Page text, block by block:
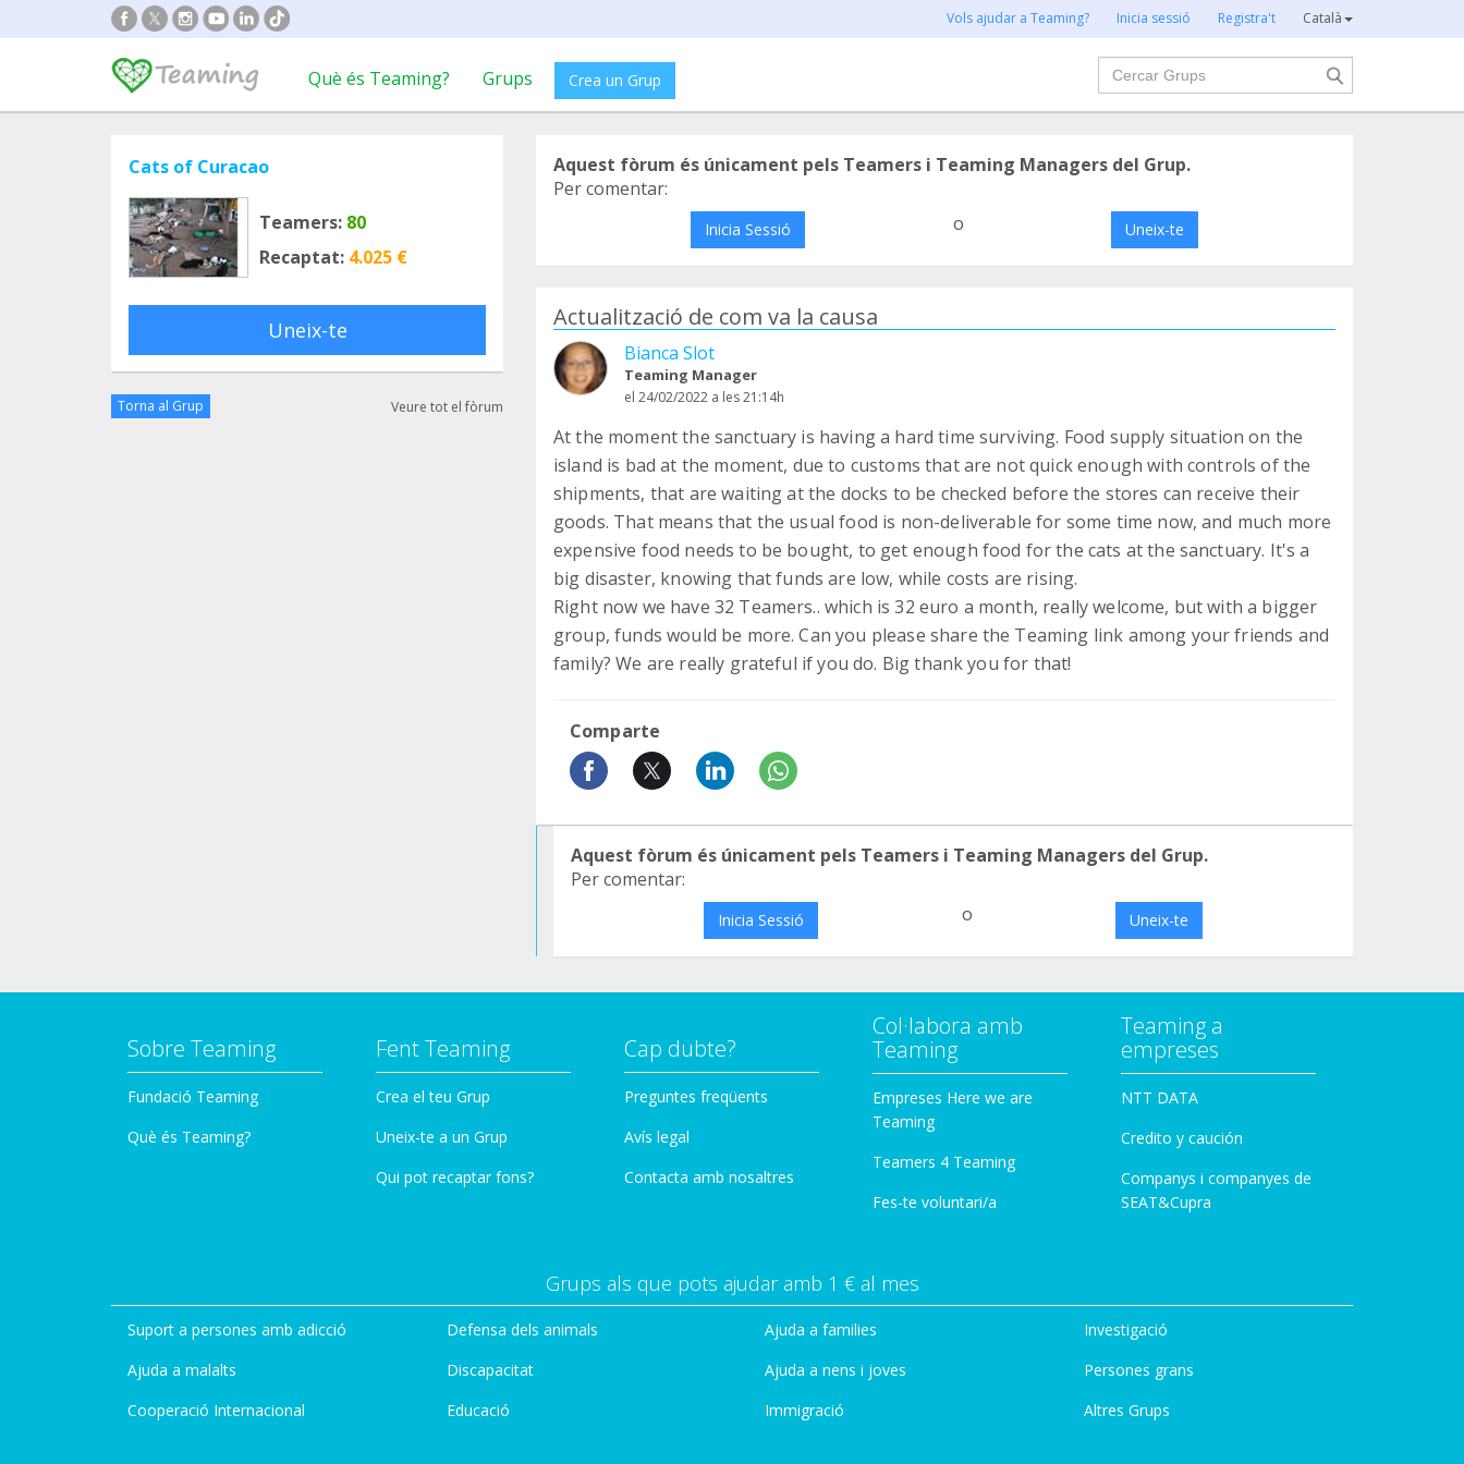
Vols ajudar a Teaming? Inicia sessió Registra't Català
Què és Teaming? Grups Crea un Grup
Cercar
Cats of Curacao
Teamers: 80
Recaptat: 4.025 €
Uneix-te
Torna al Grup Veure tot el fòrum
Aquest fòrum és únicament pels Teamers i Teaming Managers del Grup.
Per comentar:
Inicia Sessió o Uneix-te
Actualització de com va la causa
Bianca Slot
Teaming Manager
el 24/02/2022 a les 21:14h
At the moment the sanctuary is having a hard time surviving. Food supply situation on the
island is bad at the moment, due to customs that are not quick enough with controls of the
shipments, that are waiting at the docks to be checked before the stores can receive their
goods. That means that the usual food is non-deliverable for some time now, and much more
expensive food needs to be bought, to get enough food for the cats at the sanctuary. It's a
big disaster, knowing that funds are low, while costs are rising.
Right now we have 32 Teamers.. which is 32 euro a month, really welcome, but with a bigger
group, funds would be more. Can you please share the Teaming link among your friends and
family? We are really grateful if you do. Big thank you for that!
Comparte
Aquest fòrum és únicament pels Teamers i Teaming Managers del Grup.
Per comentar:
Inicia Sessió o Uneix-te
Sobre Teaming
Fundació Teaming
Què és Teaming?
Fent Teaming
Crea el teu Grup
Uneix-te a un Grup
Qui pot recaptar fons?
Cap dubte?
Preguntes freqüents
Avís legal
Contacta amb nosaltres
Col·labora amb
Teaming
Empreses Here we are
Teaming
Teamers 4 Teaming
Fes-te voluntari/a
Teaming a
empreses
NTT DATA
Credito y caución
Companys i companyes de
SEAT&Cupra
Grups als que pots ajudar amb 1 € al mes
Suport a persones amb adicció
Ajuda a malalts
Cooperació Internacional
Defensa dels animals
Discapacitat
Educació
Ajuda a families
Ajuda a nens i joves
Immigració
Investigació
Persones grans
Altres Grups